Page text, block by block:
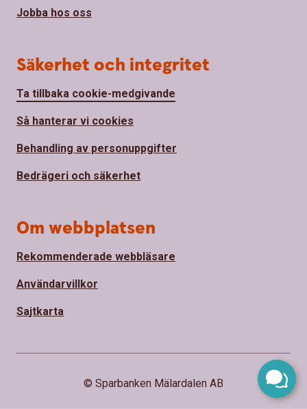
Jobba hos oss
Säkerhet och integritet
Ta tillbaka cookie-medgivande
Så hanterar vi cookies
Behandling av personuppgifter
Bedrägeri och säkerhet
Om webbplatsen
Rekommenderade webbläsare
Användarvillkor
Sajtkarta
© Sparbanken Mälardalen AB